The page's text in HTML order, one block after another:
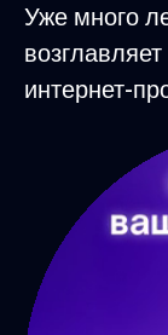
Уже много
интернет-